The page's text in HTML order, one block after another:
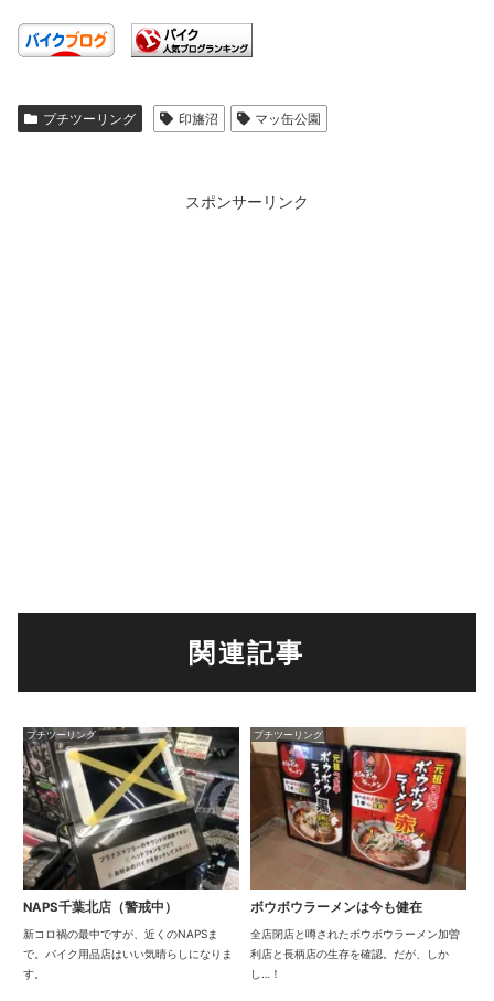
プチツーリング 印旛沼 マッ缶公園
スポンサーリンク
関連記事
プチツーリング
NAPS千葉北店（警戒中）
新コロ禍の最中ですが、近くのNAPSま
で。バイク用品店はいい気晴らしになりま
す。
プチツーリング
ボウボウラーメンは今も健在
全店閉店と噂されたボウボウラーメン加曽
利店と長柄店の生存を確認。だが、しか
し…！